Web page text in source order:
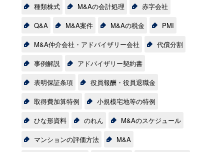
種類株式
M&Aの会計処理
赤字会社
Q&A
M&A案件 M&Aの税金
PMI
M&A仲介会社・アドバイザリー会社
代償分割
事例解説
アドバイザリー契約書
表明保証条項
役員報酬・役員退職金
取得費加算特例
小規模宅地等の特例
ひな形資料
のれん
M&Aのスケジュール
マンションの評価方法
M&A